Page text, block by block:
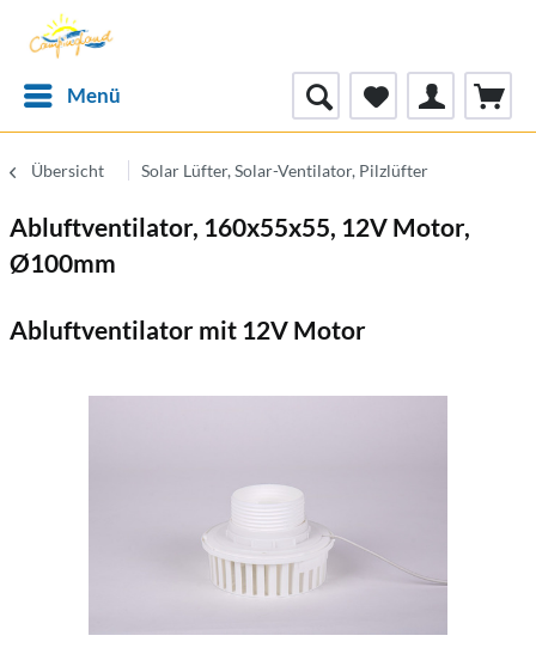
Menü
Übersicht Solar Lüfter, Solar-Ventilator, Pilzlüfter
Abluftventilator, 160x55x55, 12V Motor,
Ø100mm
Abluftventilator mit 12V Motor